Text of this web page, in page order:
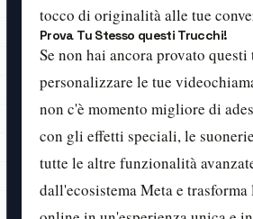
tocco di originalità alle tue
Prova Tu Stesso questi Trucchi!
Se non hai ancora provato
personalizzare le tue
non c'è momento migliore di
con gli effetti speciali, le
tutte le altre funzionalità
dall'ecosistema Meta e trasforma